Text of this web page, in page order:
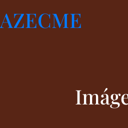
al
contenido
AZECME